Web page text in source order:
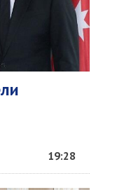
19:28